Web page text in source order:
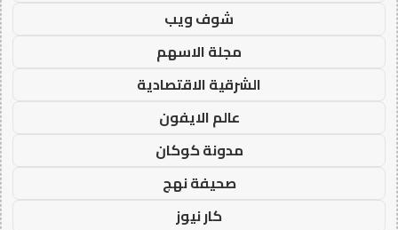
شوف ويب
مجلة الاسهم
الشرقية الاقتصادية
عالم الايفون
مدونة كوكان
صحيفة نهج
كار نيوز